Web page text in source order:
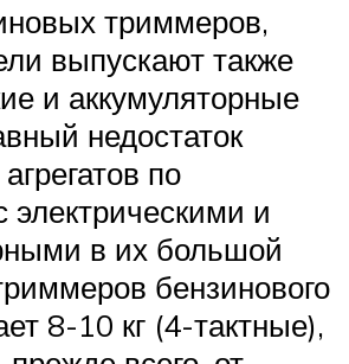
триммеров,
выпускают также
и аккумуляторные
недостаток
по
электрическими и
в их большой
бензинового
8-10 кг (4-тактные),